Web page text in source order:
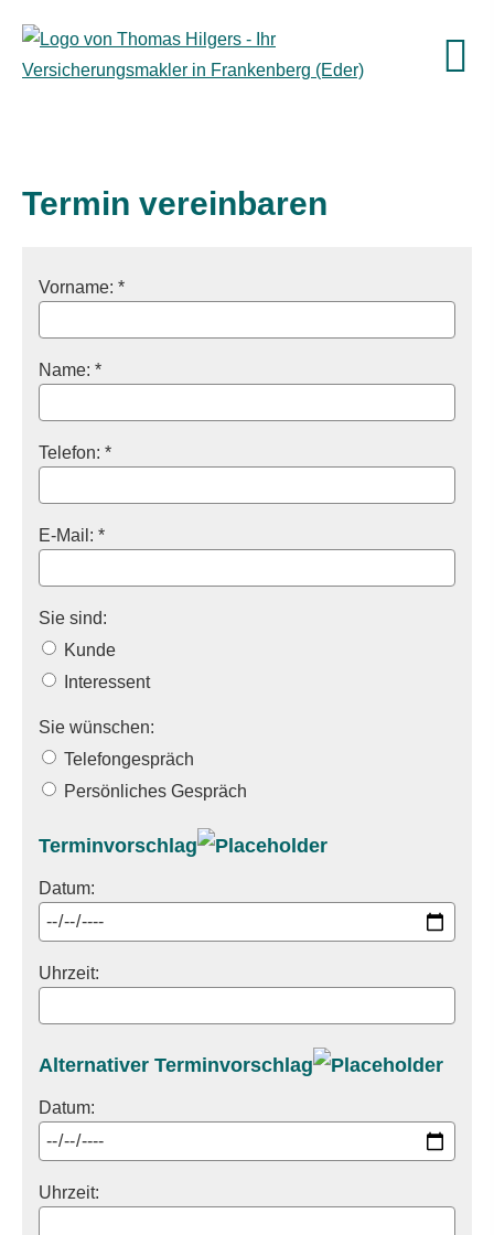
Termin ver­ein­baren
Vorname: *
Name: *
Telefon: *
E-Mail: *
Sie sind:
Kunde
Interessent
Sie wünschen:
Telefongespräch
Persönliches Gespräch
Terminvorschlag
Datum:
Uhrzeit:
Alternativer Terminvorschlag
Datum:
Uhrzeit: